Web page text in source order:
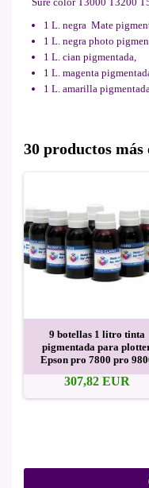
1 L. negra Mate
1 L. negra photo
1 L. cian pigmentada,
1 L. magenta
1 L. amarilla pigmentada,
30 productos
9 botellas 1 litro tinta
pigmentada para
Epson pro 7800 pro
307,82 EUR